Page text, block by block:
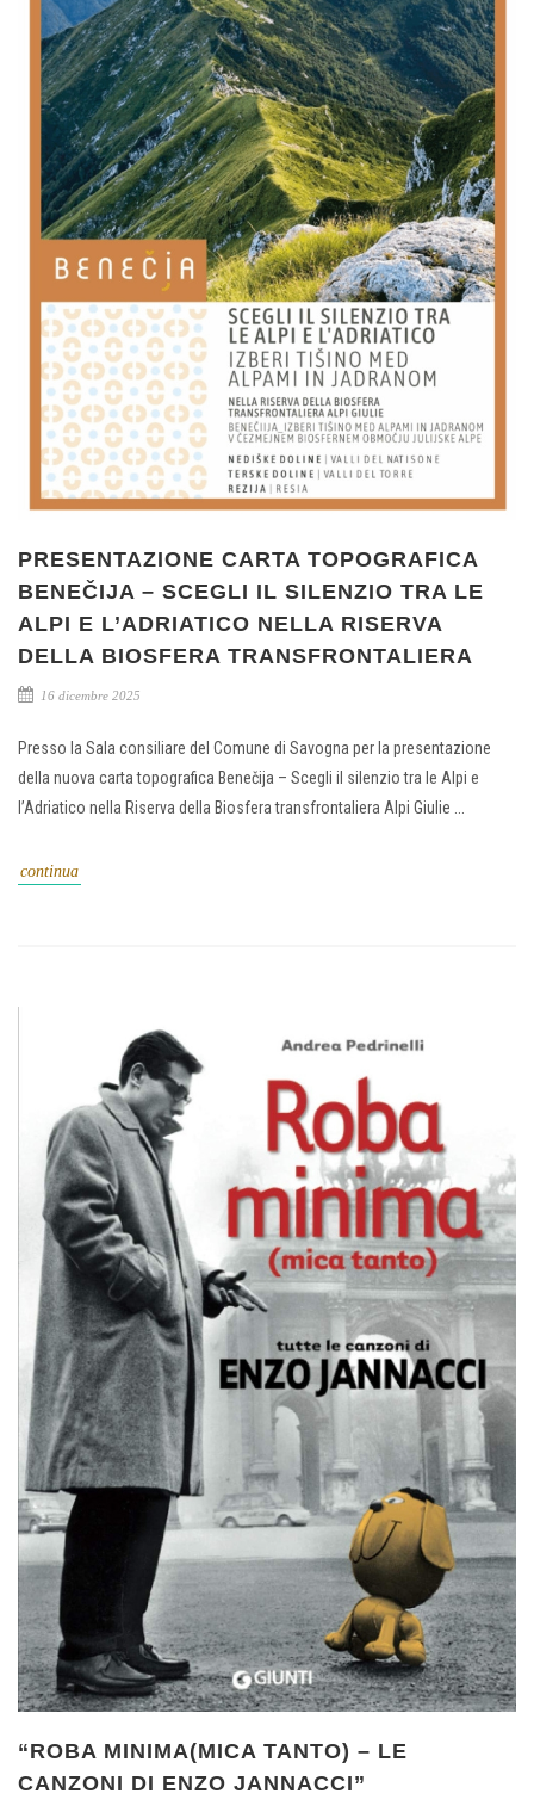
PRESENTAZIONE CARTA TOPOGRAFICA
BENEČIJA – SCEGLI IL SILENZIO TRA LE
ALPI E L’ADRIATICO NELLA RISERVA
DELLA BIOSFERA TRANSFRONTALIERA
16 dicembre 2025
Presso la Sala consiliare del Comune di Savogna per la presentazione
della nuova carta topografica Benečija – Scegli il silenzio tra le Alpi e
l’Adriatico nella Riserva della Biosfera transfrontaliera Alpi Giulie ...
continua
“ROBA MINIMA(MICA TANTO) – LE
CANZONI DI ENZO JANNACCI”